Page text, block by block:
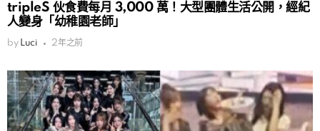
tripleS 伙食費每月 3,000 萬！大型團體生活公開，經紀
人變身「幼稚園老師」
by Luci 2年之前